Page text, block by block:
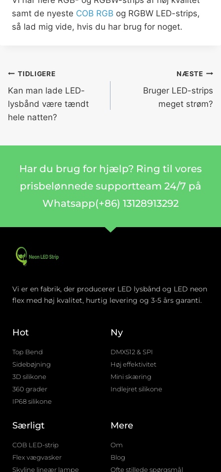
samt de nyeste COB RGB og RGBW LED-strips,
så lad mig vide, hvis du har brug for noget.
TIDLIGERE
Kan man lade LED-
lysbånd være tændt
hele natten?
NÆSTE
Bruger LED-strips
meget strøm?
Har du brug for hjælp? Ring til vores
prisbelønnede supportteam 24/7 på
Whatsapp(+86) 13128913292
Vi er en fabrik, der producerer LED lysbånd og LED neon
flex med høj kvalitet, hurtig levering og 3-5 års garanti.
Hot
Top Bend
Sidebøjning
3D silikone
360 grader
IP68 silikone
Ny
DMX512 & SPI
Høj effektivitet
Mini skæring
Indlejret silikone
Særligt
COB LED-strip
Flex vægvasker
Skyline lineær lampe
Mere
Om
Blog
Ofte stillede spørgsmål